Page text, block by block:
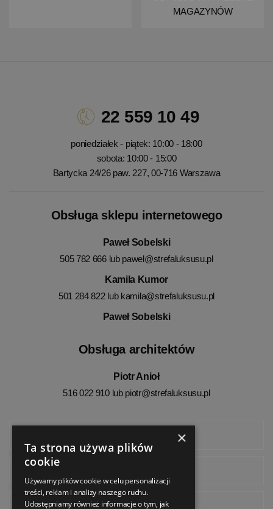
MAGAZYNÓW
22 559 10 49
poniedziałek - piątek: 10:00 - 18:00
sobota: 10:00 - 15:00
Bartycka 24/26 paw. 227, 00-716 Warszawa
Obsługa sklepu internetowego
Paweł Sobelski
505 782 666 lub pawel@strefaluksusu.pl
Kamila Kumor
501 284 822 lub kamila@strefaluksusu.pl
Paweł Sobelski
Obsługa architektów
Piotr Anioł
516 022 910 lub piotr@strefaluksusu.pl
Pinterest
×
Ta strona używa plików
cookie
Używamy plików cookie w celu personalizacji
treści, reklam i analizy naszego ruchu.
Udostępniamy również informacje o tym, jak